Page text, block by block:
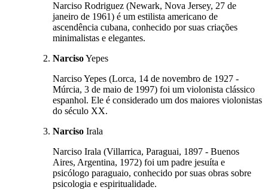
Narciso Rodriguez (Newark, Nova Jersey, 27 de
janeiro de 1961) é um estilista americano de
ascendência cubana, conhecido por suas criações
minimalistas e elegantes.
NarcisoYepes
Narciso Yepes (Lorca, 14 de novembro de 1927 -
Múrcia, 3 de maio de 1997) foi um violonista clássico
espanhol. Ele é considerado um dos maiores violonistas
do século XX.
Narciso Irala
Narciso Irala (Villarrica, Paraguai, 1897 - Buenos
Aires, Argentina, 1972) foi um padre jesuíta e
psicólogo paraguaio, conhecido por suas obras sobre
psicologia e espiritualidade.